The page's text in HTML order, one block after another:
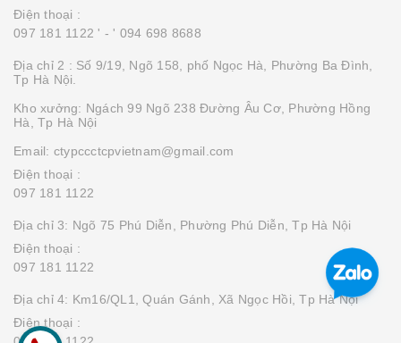
Điện thoại :
097 181 1122 ' - ' 094 698 8688
Địa chỉ 2 : Số 9/19, Ngõ 158, phố Ngọc Hà, Phường Ba Đình,
Tp Hà Nội.
Kho xưởng: Ngách 99 Ngõ 238 Đường Âu Cơ, Phường Hồng
Hà, Tp Hà Nội
Email: ctypccctcpvietnam@gmail.com
Điện thoại :
097 181 1122
Địa chỉ 3: Ngõ 75 Phú Diễn, Phường Phú Diễn, Tp Hà Nội
Điện thoại :
097 181 1122
Địa chỉ 4: Km16/QL1, Quán Gánh, Xã Ngọc Hồi, Tp Hà Nội
Điện thoại :